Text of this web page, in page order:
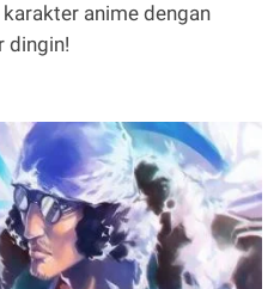
anime dengan
dingin!